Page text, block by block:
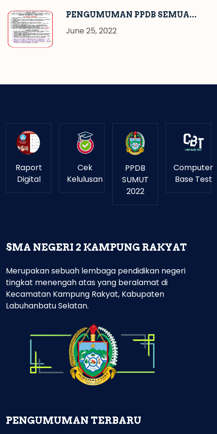
PENGUMUMAN PPDB SEMUA...
June 25, 2022
Raport
Digital
Cek
Kelulusan
PPDB
SUMUT
2022
Computer
Base Test
SMA NEGERI 2 KAMPUNG RAKYAT
Merupakan sebuah lembaga pendidikan negeri
tingkat menengah atas yang beralamat di
Kecamatan Kampung Rakyat, Kabupaten
Labuhanbatu Selatan.
PENGUMUMAN TERBARU